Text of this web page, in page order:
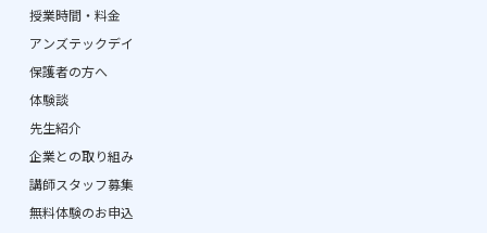
授業時間・料金
アンズテックデイ
保護者の方へ
体験談
先生紹介
企業との取り組み
講師スタッフ募集
無料体験のお申込